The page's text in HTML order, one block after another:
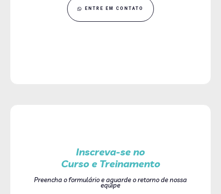
ENTRE EM CONTATO
Inscreva-se no
Curso e Treinamento
Preencha o formulário e aguarde o retorno de nossa
equipe